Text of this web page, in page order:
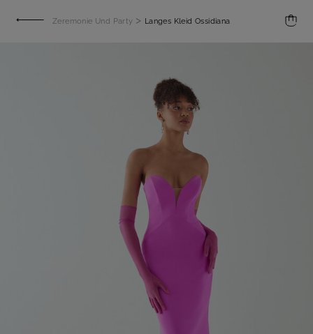
Zeremonie Und Party > Langes Kleid Ossidiana